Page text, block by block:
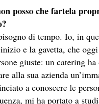
posso che fartela
di tempo. Io, in
e la gavetta, che
giuste: un catering
alla sua azienda
a conoscere le
mi ha portato a